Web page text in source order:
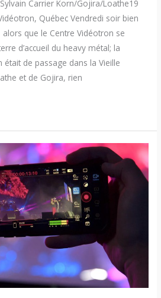
Carrier Korn/Gojira/Loathe19
Québec Vendredi soir bien
que le Centre Vidéotron se
d’accueil du heavy métal; la
de passage dans la Vieille
et de Gojira, rien